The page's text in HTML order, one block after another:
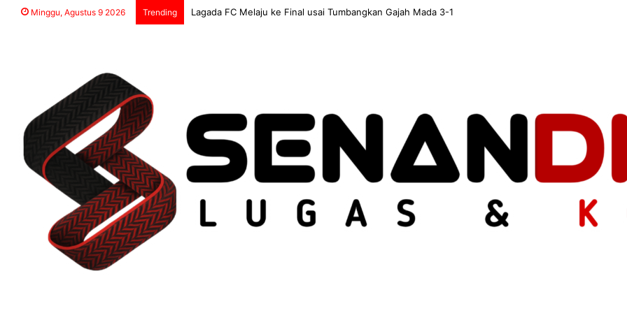
Minggu, Agustus 9 2026 Trending Lagada FC Melaju ke Final usai Tumbangkan Gajah Mada 3-1